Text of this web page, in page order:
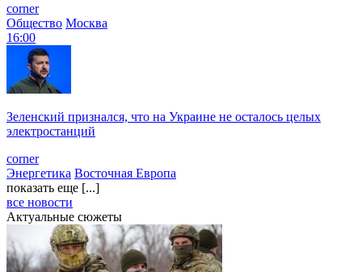
corner
Общество Москва
16:00
Зеленский признался, что на Украине не осталось целых
электростанций
corner
Энергетика Восточная Европа
показать еще [...]
все новости
Актуальные сюжеты